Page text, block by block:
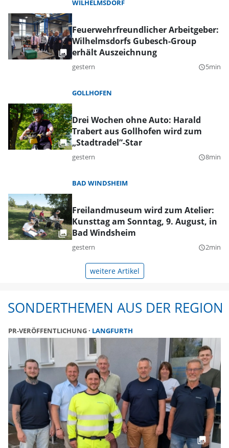
WILHELMSDORF
Feuerwehrfreundlicher Arbeitgeber:
Wilhelmsdorfs Gubesch-Group
erhält Auszeichnung
gestern query_builder5min
GOLLHOFEN
Drei Wochen ohne Auto: Harald
Trabert aus Gollhofen wird zum
„Stadtradel”-Star
gestern query_builder8min
BAD WINDSHEIM
Freilandmuseum wird zum Atelier:
Kunsttag am Sonntag, 9. August, in
Bad Windsheim
gestern query_builder2min
weitere Artikel
SONDERTHEMEN AUS DER REGION
PR-VERÖFFENTLICHUNG LANGFURTH